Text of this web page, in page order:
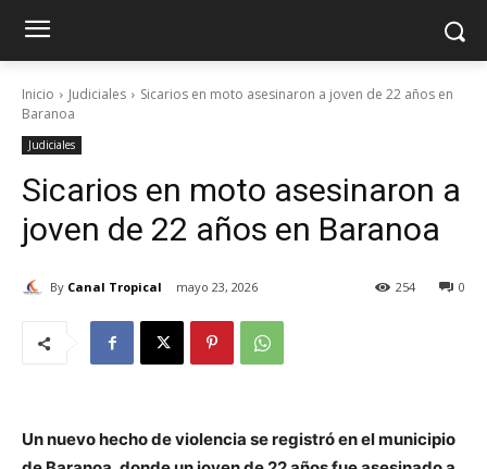
Inicio Judiciales
Sicarios en moto asesinaron a joven de 22 años en
Baranoa
Judiciales
Sicarios en moto asesinaron a
joven de 22 años en Baranoa
By Canal Tropical mayo 23, 2026 0
254
Un nuevo hecho de violencia se registró en el municipio